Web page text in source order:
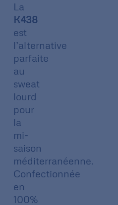
La
K438
est
l’alternative
parfaite
au
sweat
lourd
pour
la
mi-
saison
méditerranéenne.
Confectionnée
en
100%